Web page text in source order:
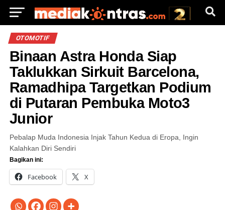
OTOMOTIF
Binaan Astra Honda Siap
Taklukkan Sirkuit Barcelona,
Ramadhipa Targetkan Podium
di Putaran Pembuka Moto3
Junior
Pebalap Muda Indonesia Injak Tahun Kedua di Eropa, Ingin
Kalahkan Diri Sendiri
Bagikan ini:
Facebook X